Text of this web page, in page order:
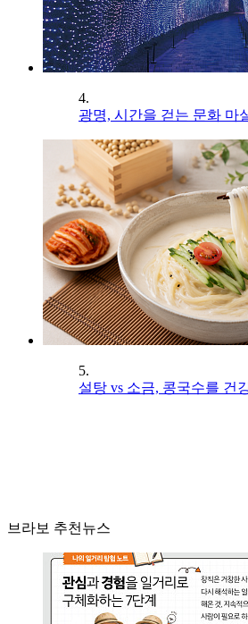
4.
광명, 시간을 걷는 문화 마
5.
설탕 vs 소금, 콩국수를 건
브라보 추천뉴스